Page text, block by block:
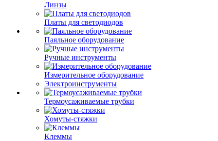
Линзы
Платы для светодиодов
Паяльное оборудование
Ручные инструменты
Измерительное оборудование
Электроинструменты
Термоусаживаемые трубки
Хомуты-стяжки
Клеммы